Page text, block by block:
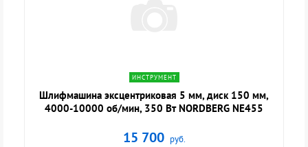
ИНСТРУМЕНТ
Шлифмашина эксцентриковая 5 мм, диск 150 мм,
4000-10000 об/мин, 350 Вт NORDBERG NE455
15 700 руб.